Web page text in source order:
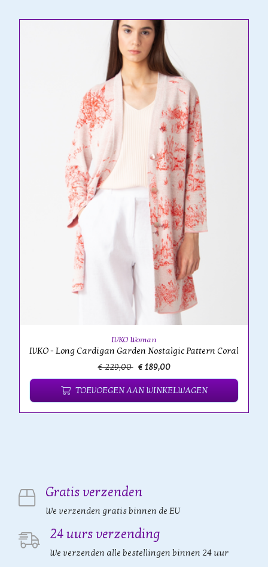
IVKO Woman
IVKO - Long Cardigan Garden Nostalgic Pattern Coral
€ 229,00 € 189,00
TOEVOEGEN AAN WINKELWAGEN
Gratis verzenden
We verzenden gratis binnen de EU
24 uurs verzending
We verzenden alle bestellingen binnen 24 uur